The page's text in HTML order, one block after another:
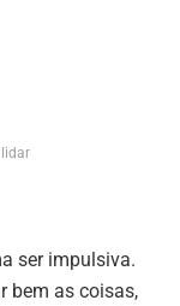
ser impulsiva.
bem as coisas,